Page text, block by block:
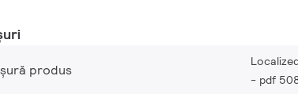
produs
pdf